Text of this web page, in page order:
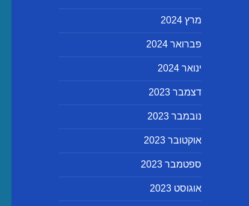
מרץ 2024
פברואר 2024
ינואר 2024
דצמבר 2023
נובמבר 2023
אוקטובר 2023
ספטמבר 2023
אוגוסט 2023